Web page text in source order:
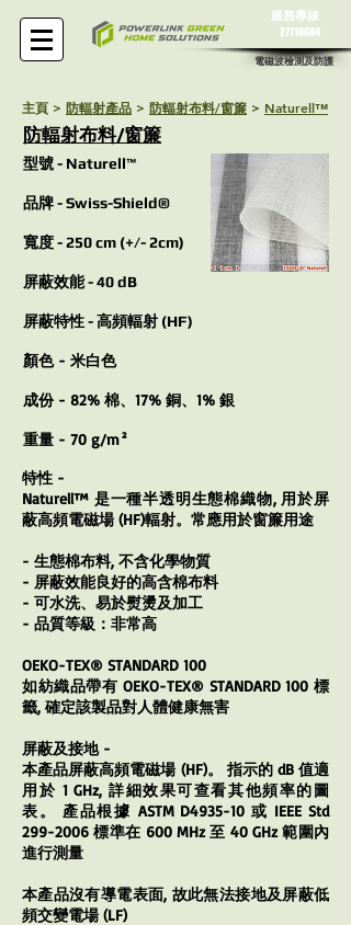
服務專線
27710684
電磁波檢測及防護
主頁 > 防輻射產品 > 防輻射布料/窗簾 > Naturell™
防輻射布料/窗簾
型號 - Naturell™
品牌 - Swiss-Shield®
寬度 - 250 cm (+/- 2cm)
屏蔽效能 - 40 dB
屏蔽特性 - 高頻輻射 (HF)
顏色 - 米白色
成份 - 82% 棉、17% 銅、1% 銀
重量 - 70 g/m²
特性 -
Naturell™ 是一種半透明生態棉織物, 用於屏
蔽高頻電磁場 (HF)輻射。常應用於窗簾用途
- 生態棉布料, 不含化學物質
- 屏蔽效能良好的高含棉布料
- 可水洗、易於熨燙及加工
- 品質等級：非常高
OEKO-TEX® STANDARD 100
如紡織品帶有 OEKO-TEX® STANDARD 100 標
籤, 確定該製品對人體健康無害
屏蔽及接地 -
本產品屏蔽高頻電磁場 (HF)。 指示的 dB 值適
用於 1 GHz, 詳細效果可查看其他頻率的圖
表。 產品根據 ASTM D4935-10 或 IEEE Std
299-2006 標準在 600 MHz 至 40 GHz 範圍內
進行測量
本產品沒有導電表面, 故此無法接地及 屏蔽低
頻交變電場 (LF)